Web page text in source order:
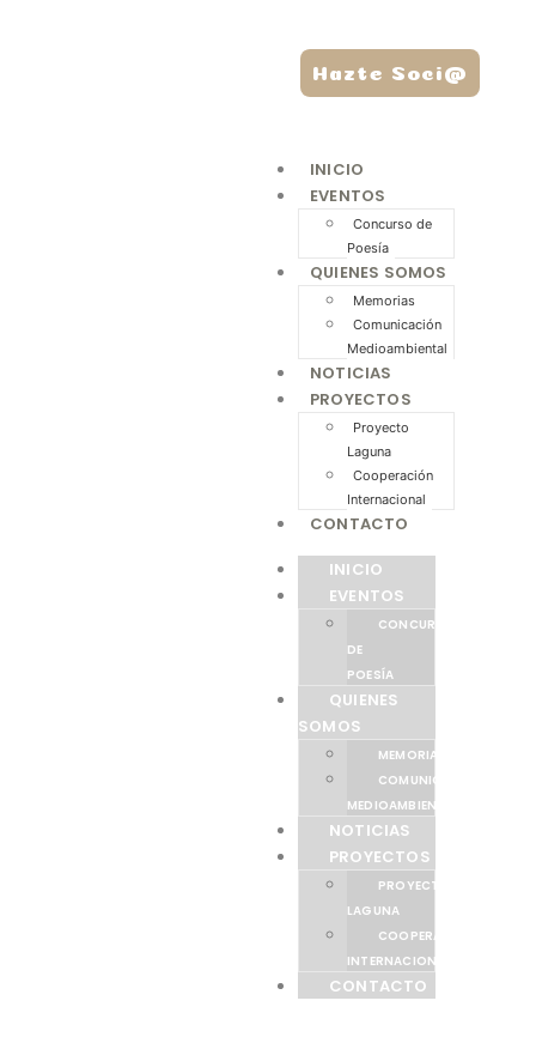
INICIO
EVENTOS
Concurso de
Poesía
QUIENES SOMOS
Memorias
Comunicación
Medioambiental
NOTICIAS
PROYECTOS
Proyecto
Laguna
Cooperación
Internacional
CONTACTO
INICIO
EVENTOS
CONCURSO
DE
POESÍA
QUIENES
SOMOS
MEMORIAS
COMUNICACIÓN
MEDIOAMBIENTAL
NOTICIAS
PROYECTOS
PROYECTO
LAGUNA
COOPERACIÓN
INTERNACIONAL
CONTACTO
Hazte Soci@